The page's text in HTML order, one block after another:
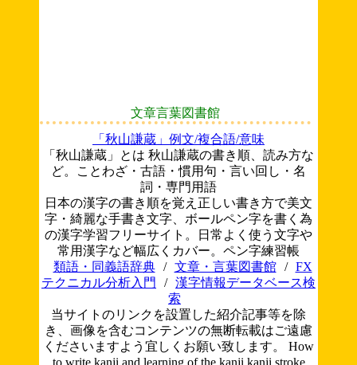
文章言葉図書館
「秋山謙蔵」例文/複合語/意味
「秋山謙蔵」とは 秋山謙蔵の書き順、読み方な
ど。ことわざ・古語・慣用句・言い回し・名
詞・専門用語
日本の漢字の書き順を覚え正しい書き方で美文
字・綺麗な手書き文字、ボールペン字を書く為
の漢字学習フリーサイト。日常よく使う文字や
常用漢字など幅広くカバー。ペン字練習帳
類語・同義語辞典
/ 文章・言葉図書館 /
FX
テクニカル分析入門
/ 漢字情報データベース検
索
当サイトのリンクを設置した紹介記事等を除
き、画像を含むコンテンツの無断転載はご遠慮
くださいますよう宜しくお願い致します。 How
to write kanji and learning of the kanji.kanji stroke